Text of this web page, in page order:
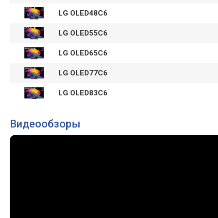
LG OLED48C6
LG OLED55C6
LG OLED65C6
LG OLED77C6
LG OLED83C6
Видеообзоры